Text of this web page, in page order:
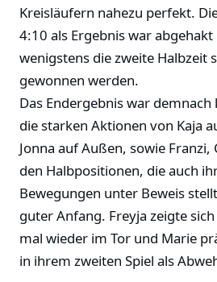
Kreisläufern nahezu perfekt.
4:10 als Ergebnis war
wenigstens die zweite Halbzeit
gewonnen werden.
Das Endergebnis war
die starken Aktionen von Kaja
Jonna auf Außen, sowie
den Halbpositionen, die auch
Bewegungen unter Beweis
guter Anfang. Freyja zeigte
mal wieder im Tor und Marie
in ihrem zweiten Spiel als